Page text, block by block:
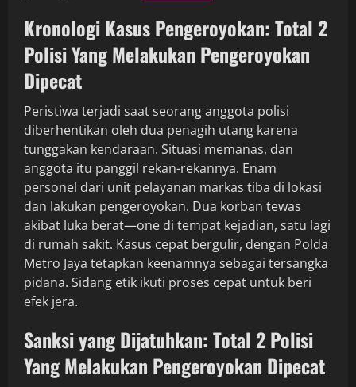
Kronologi Kasus Pengeroyokan: Total 2
Polisi Yang Melakukan Pengeroyokan
Dipecat
Peristiwa terjadi saat seorang anggota polisi
diberhentikan oleh dua penagih utang karena
tunggakan kendaraan. Situasi memanas, dan
anggota itu panggil rekan-rekannya. Enam
personel dari unit pelayanan markas tiba di lokasi
dan lakukan pengeroyokan. Dua korban tewas
akibat luka berat—one di tempat kejadian, satu lagi
di rumah sakit. Kasus cepat bergulir, dengan Polda
Metro Jaya tetapkan keenamnya sebagai tersangka
pidana. Sidang etik ikuti proses cepat untuk beri
efek jera.
Sanksi yang Dijatuhkan: Total 2 Polisi
Yang Melakukan Pengeroyokan Dipecat